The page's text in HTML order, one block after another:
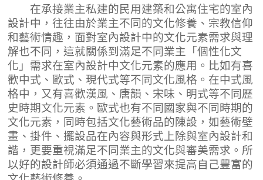
在承接業主私建的民用建築和公寓住宅的室內
設計中，往往由於業主不同的文化修養、宗教信仰
和藝術情趣，面對室內設計中的文化元素需求與理
解也不同，這就關係到滿足不同業主「個性化文
化」需求在室內設計中文化元素的應用。比如有喜
歡中式、歐式、現代式等不同文化風格。在中式風
格中，又有喜歡漢風、唐韻、宋味、明式等不同歷
史時期文化元素。歐式也有不同國家與不同時期的
文化元素，同時包括文化藝術品的陳設，如藝術壁
畫、掛件、擺設品在內容與形式上除與室內設計和
諧，更要重視滿足不同業主的文化與審美需求。所
以好的設計師必須通過不斷學習來提高自己豐富的